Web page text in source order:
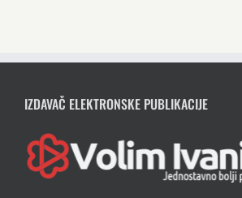
IZDAVAČ ELEKTRONSKE PUBLIKACIJE